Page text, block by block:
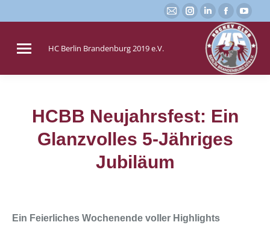
E-
in
Instagram
page
opens
new
Linkedin
page
opens
in
new
page
opens
in
new
in
new
HC Berlin Brandenburg 2019 e.V.
HCBB Neujahrsfest: Ein
Glanzvolles 5-Jähriges
Jubiläum
Sie befinden sich hier:
Ein Feierliches Wochenende voller Highlights